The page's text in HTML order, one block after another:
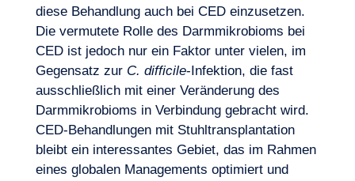
diese Behandlung auch bei CED einzusetzen.
Die vermutete Rolle des Darmmikrobioms bei
CED ist jedoch nur ein Faktor unter vielen, im
Gegensatz zur C. difficile-Infektion, die fast
ausschließlich mit einer Veränderung des
Darmmikrobioms in Verbindung gebracht wird.
CED-Behandlungen mit Stuhltransplantation
bleibt ein interessantes Gebiet, das im Rahmen
eines globalen Managements optimiert und